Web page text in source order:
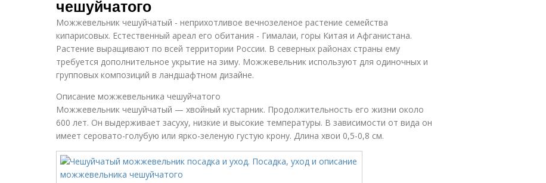
чешуйчатого
Можжевельник чешуйчатый - неприхотливое вечнозеленое растение семейства
кипарисовых. Естественный ареал его обитания - Гималаи, горы Китая и Афганистана.
Растение выращивают по всей территории России. В северных районах страны ему
требуется дополнительное укрытие на зиму. Можжевельник используют для одиночных и
групповых композиций в ландшафтном дизайне.
Описание можжевельника чешуйчатого
Можжевельник чешуйчатый — хвойный кустарник. Продолжительность его жизни около
600 лет. Он выдерживает засуху, низкие и высокие температуры. В зависимости от вида он
имеет серовато-голубую или ярко-зеленую густую крону. Длина хвои 0,5-0,8 см.